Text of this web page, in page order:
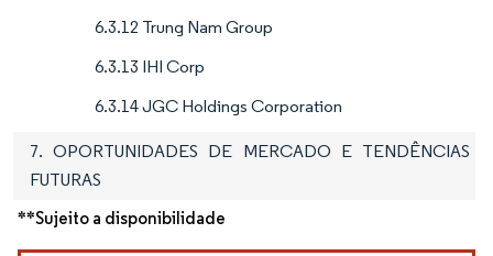
6.3.12 Trung Nam Group
6.3.13 IHI Corp
6.3.14 JGC Holdings Corporation
7. OPORTUNIDADES DE MERCADO E TENDÊNCIAS
FUTURAS
**Sujeito a disponibilidade